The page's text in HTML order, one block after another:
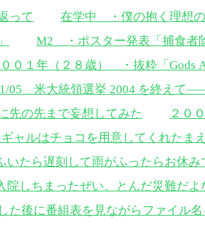
って
在学中 ・僕の抱く理想
M2 ・ポスター発表「捕食者
００１年（２８歳） ・抜粋「Gods
05 米大統領選挙 2004 を終えて
先の先まで妄想してみた
２０
ャルはチョコを用意してくれたま
たら遅刻して雨がふったらお休み
しちまったぜい。とんだ災難だよ
た後に番組表を見ながらファイル